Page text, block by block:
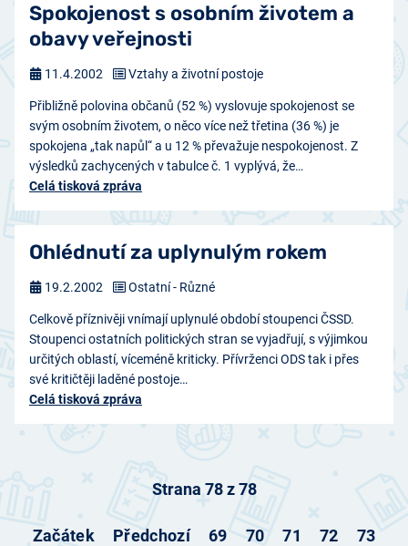
Spokojenost s osobním životem a
obavy veřejnosti
Přibližně polovina občanů (52 %) vyslovuje spokojenost se
svým osobním životem, o něco více než třetina (36 %) je
spokojena „tak napůl“ a u 12 % převažuje nespokojenost. Z
výsledků zachycených v tabulce č. 1 vyplývá, že…
Celá tisková zpráva
11.4.2002 Vztahy a životní postoje
Ohlédnutí za uplynulým rokem
Celkově příznivěji vnímají uplynulé období stoupenci ČSSD.
Stoupenci ostatních politických stran se vyjadřují, s výjimkou
určitých oblastí, víceméně kriticky. Přívrženci ODS tak i přes
své kritičtěji laděné postoje…
Celá tisková zpráva
19.2.2002 Ostatní - Různé
Strana 78 z 78
Začátek Předchozí 69 70 71 72
73